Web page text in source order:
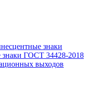
знаки
ГОСТ 34428-2018
выходов